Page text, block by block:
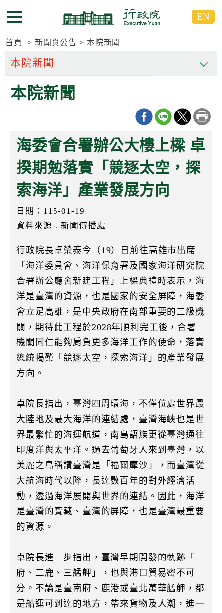
到
要
區
到
要
區
選單按鈕 EN
首頁 新聞與公告 本院新聞
本院新聞
海委會合署辦公大樓上樑 卓
揆期勉落實「競逐太空，探
索海洋」產業發展方向
日期：115-01-19
資料來源：新聞傳播處
行政院長卓榮泰今（19）日前往高雄市出席
「海洋委員會、海洋保育署及國家海洋研究院
合署辦公廳舍新建工程」上樑典禮時表示，海
洋是臺灣的資源，也是國家的安全屏障，海委
會立足高雄，是中央政府在南部重要的二級機
關，期待此工程於2028年順利完工後，合署
機關同仁能夠肩負更多海洋工作的使命，落實
總統揭櫫「競逐太空，探索海洋」的產業發展
方向。
卓院長指出，臺灣四周環海，不僅位處世界最
大陸地及最大海洋的連結處，臺灣海峽也是世
界最繁忙的海運航道，南島語族更從臺灣通往
印度洋與太平洋。過去葡萄牙人來到臺灣，以
美麗之島稱讚臺灣是「福爾摩沙」，而臺灣從
大航海時代以降，長達數百年的對外經濟活
動，透過海洋展開與世界的連結。因此，海洋
是臺灣的寶藏、臺灣的屏障，也是臺灣最重要
的資源。
卓院長進一步指出，臺灣早期開發的軌跡「一
府、二鹿、三艋舺」，也與港口貿易密不可
分。不論是臺南府、鹿港或臺北萬華艋舺，都
是船運可到達的地方，帶來貨物及人潮，進一